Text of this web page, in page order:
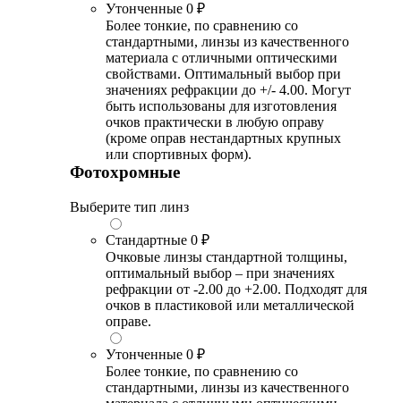
Утонченные 0 ₽
Более тонкие, по сравнению со
стандартными, линзы из качественного
материала с отличными оптическими
свойствами. Оптимальный выбор при
значениях рефракции до +/- 4.00. Могут
быть использованы для изготовления
очков практически в любую оправу
(кроме оправ нестандартных крупных
или спортивных форм).
Фотохромные
Выберите тип линз
Стандартные 0 ₽
Очковые линзы стандартной толщины,
оптимальный выбор – при значениях
рефракции от -2.00 до +2.00. Подходят для
очков в пластиковой или металлической
оправе.
Утонченные 0 ₽
Более тонкие, по сравнению со
стандартными, линзы из качественного